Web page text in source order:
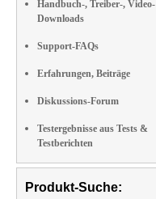
Handbuch-, Treiber-, Video-
Downloads
Support-FAQs
Erfahrungen, Beiträge
Diskussions-Forum
Testergebnisse aus Tests &
Testberichten
Produkt-Suche: